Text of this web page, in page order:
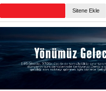
Sitene Ekle